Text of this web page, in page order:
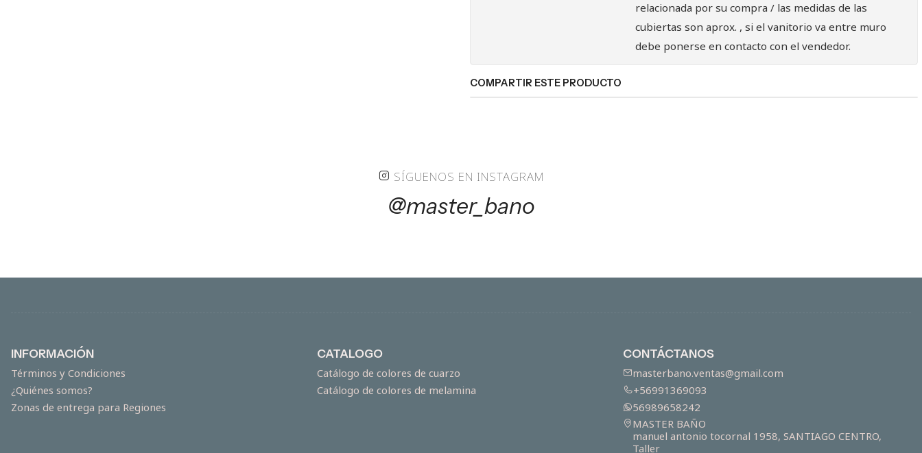
relacionada por su compra / las medidas de las
cubiertas son aprox. , si el vanitorio va entre muro
debe ponerse en contacto con el vendedor.
COMPARTIR ESTE PRODUCTO
SÍGUENOS EN INSTAGRAM
@master_bano
INFORMACIÓN
Términos y Condiciones
¿Quiénes somos?
Zonas de entrega para Regiones
CATALOGO
Catálogo de colores de cuarzo
Catálogo de colores de melamina
CONTÁCTANOS
masterbano.ventas@gmail.com
+56991369093
56989658242
MASTER BAÑO
manuel antonio tocornal 1958, SANTIAGO CENTRO,
Taller